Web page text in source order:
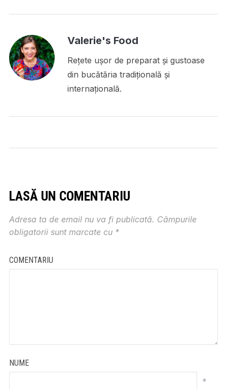
Valerie's Food
Rețete ușor de preparat și gustoase
din bucătăria tradițională și
internațională.
LASĂ UN COMENTARIU
Adresa ta de email nu va fi publicată. Câmpurile
obligatorii sunt marcate cu *
COMENTARIU
NUME
*